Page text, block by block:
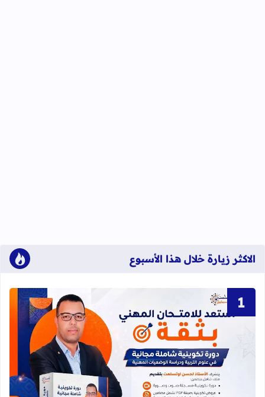
الاكثر زيارة خلال هذا الأسبوع
قراءة المزيد عن دورة تكوينية